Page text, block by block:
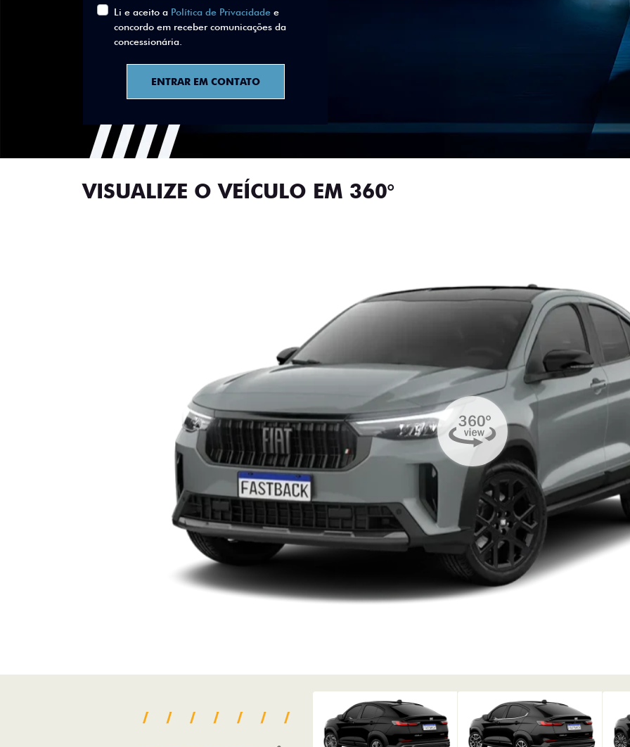
Li e aceito a Política de Privacidade e
concordo em receber comunicações da
concessionária.
ENTRAR EM CONTATO
VISUALIZE O VEÍCULO EM 360°